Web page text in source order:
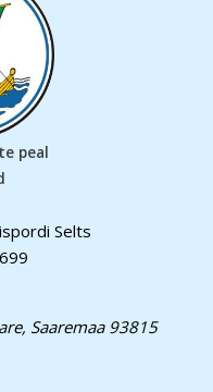
peal
Selts
Saaremaa 93815